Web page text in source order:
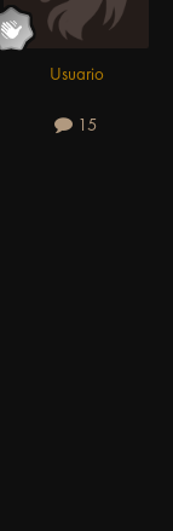
Usuario
15